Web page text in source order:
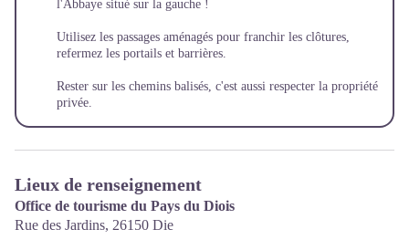
l'Abbaye situé sur la gauche !
Utilisez les passages aménagés pour franchir les clôtures,
refermez les portails et barrières.
Rester sur les chemins balisés, c'est aussi respecter la propriété
privée.
Lieux de renseignement
Office de tourisme du Pays du Diois
Rue des Jardins, 26150 Die